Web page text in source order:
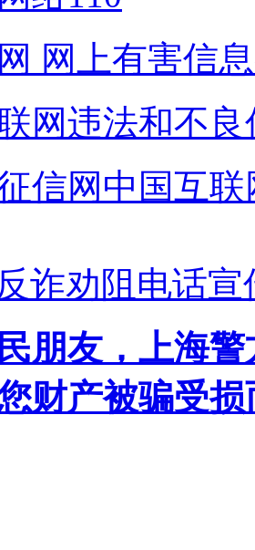
网上有害信
网违法和不
信网 中国互
反诈劝阻电话宣
朋友，上海
财产被骗受